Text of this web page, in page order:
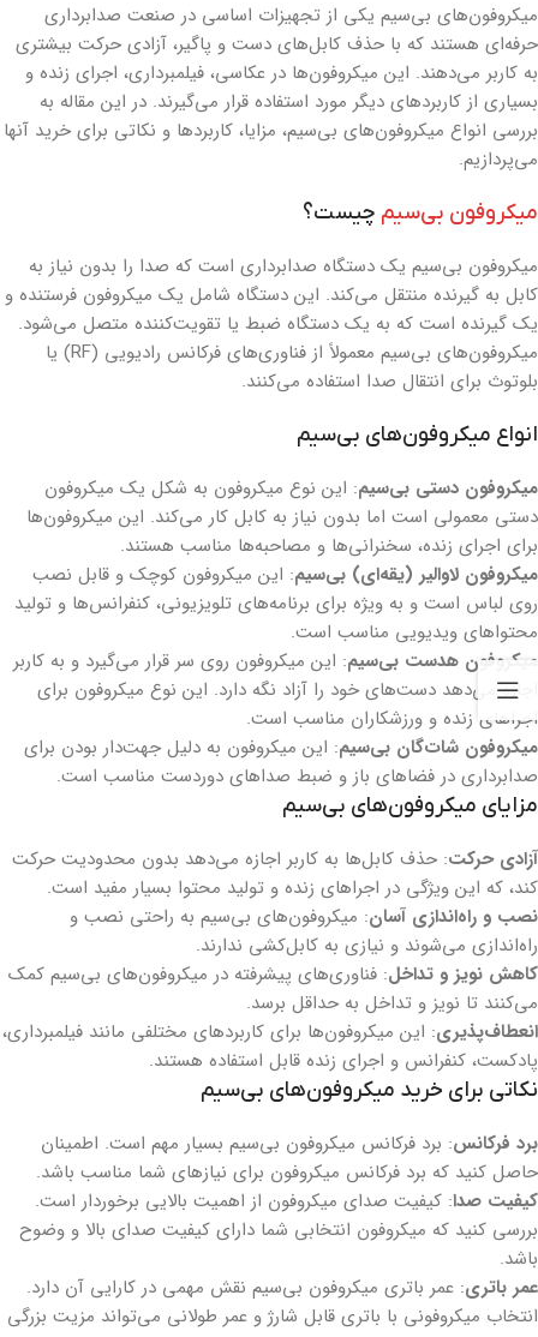
میکروفون‌های بی‌سیم یکی از تجهیزات اساسی در صنعت صدابرداری
حرفه‌ای هستند که با حذف کابل‌های دست و پاگیر، آزادی حرکت بیشتری
به کاربر می‌دهند. این میکروفون‌ها در عکاسی، فیلمبرداری، اجرای زنده و
بسیاری از کاربردهای دیگر مورد استفاده قرار می‌گیرند. در این مقاله به
بررسی انواع میکروفون‌های بی‌سیم، مزایا، کاربردها و نکاتی برای خرید آنها
می‌پردازیم.
میکروفون بی‌سیم چیست؟
میکروفون بی‌سیم یک دستگاه صدابرداری است که صدا را بدون نیاز به
کابل به گیرنده منتقل می‌کند. این دستگاه شامل یک میکروفون فرستنده و
یک گیرنده است که به یک دستگاه ضبط یا تقویت‌کننده متصل می‌شود.
میکروفون‌های بی‌سیم معمولاً از فناوری‌های فرکانس رادیویی (RF) یا
بلوتوث برای انتقال صدا استفاده می‌کنند.
انواع میکروفون‌های بی‌سیم
میکروفون دستی بی‌سیم: این نوع میکروفون به شکل یک میکروفون
دستی معمولی است اما بدون نیاز به کابل کار می‌کند. این میکروفون‌ها
برای اجرای زنده، سخنرانی‌ها و مصاحبه‌ها مناسب هستند.
میکروفون لاوالیر (یقه‌ای) بی‌سیم: این میکروفون کوچک و قابل نصب
روی لباس است و به ویژه برای برنامه‌های تلویزیونی، کنفرانس‌ها و تولید
محتواهای ویدیویی مناسب است.
میکروفون هدست بی‌سیم: این میکروفون روی سر قرار می‌گیرد و به کاربر
اجازه می‌دهد دست‌های خود را آزاد نگه دارد. این نوع میکروفون برای
اجراهای زنده و ورزشکاران مناسب است.
میکروفون شات‌گان بی‌سیم: این میکروفون به دلیل جهت‌دار بودن برای
صدابرداری در فضاهای باز و ضبط صداهای دوردست مناسب است.
مزایای میکروفون‌های بی‌سیم
آزادی حرکت: حذف کابل‌ها به کاربر اجازه می‌دهد بدون محدودیت حرکت
کند، که این ویژگی در اجراهای زنده و تولید محتوا بسیار مفید است.
نصب و راه‌اندازی آسان: میکروفون‌های بی‌سیم به راحتی نصب و
راه‌اندازی می‌شوند و نیازی به کابل‌کشی ندارند.
کاهش نویز و تداخل: فناوری‌های پیشرفته در میکروفون‌های بی‌سیم کمک
می‌کنند تا نویز و تداخل به حداقل برسد.
انعطاف‌پذیری: این میکروفون‌ها برای کاربردهای مختلفی مانند فیلمبرداری،
پادکست، کنفرانس و اجرای زنده قابل استفاده هستند.
نکاتی برای خرید میکروفون‌های بی‌سیم
برد فرکانس: برد فرکانس میکروفون بی‌سیم بسیار مهم است. اطمینان
حاصل کنید که برد فرکانس میکروفون برای نیازهای شما مناسب باشد.
کیفیت صدا: کیفیت صدای میکروفون از اهمیت بالایی برخوردار است.
بررسی کنید که میکروفون انتخابی شما دارای کیفیت صدای بالا و وضوح
باشد.
عمر باتری: عمر باتری میکروفون بی‌سیم نقش مهمی در کارایی آن دارد.
انتخاب میکروفونی با باتری قابل شارژ و عمر طولانی می‌تواند مزیت بزرگی